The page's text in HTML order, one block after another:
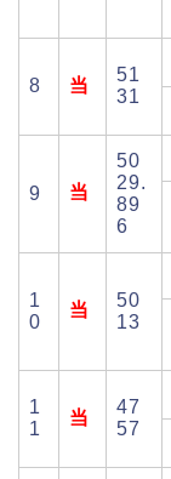
8 当
51
31
9 当
50
29.
89
6
1
0
当
50
13
1
1
当
47
57